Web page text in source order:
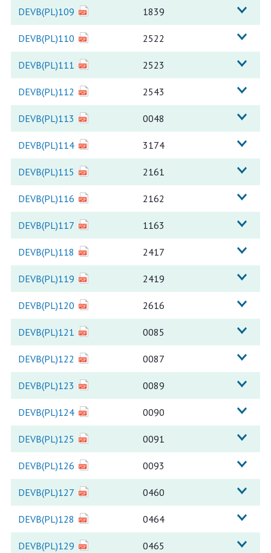
DEVB(PL)109 1839
DEVB(PL)110 2522
DEVB(PL)111 2523
DEVB(PL)112 2543
DEVB(PL)113 0048
DEVB(PL)114 3174
DEVB(PL)115 2161
DEVB(PL)116 2162
DEVB(PL)117 1163
DEVB(PL)118 2417
DEVB(PL)119 2419
DEVB(PL)120 2616
DEVB(PL)121 0085
DEVB(PL)122 0087
DEVB(PL)123 0089
DEVB(PL)124 0090
DEVB(PL)125 0091
DEVB(PL)126 0093
DEVB(PL)127 0460
DEVB(PL)128 0464
DEVB(PL)129 0465